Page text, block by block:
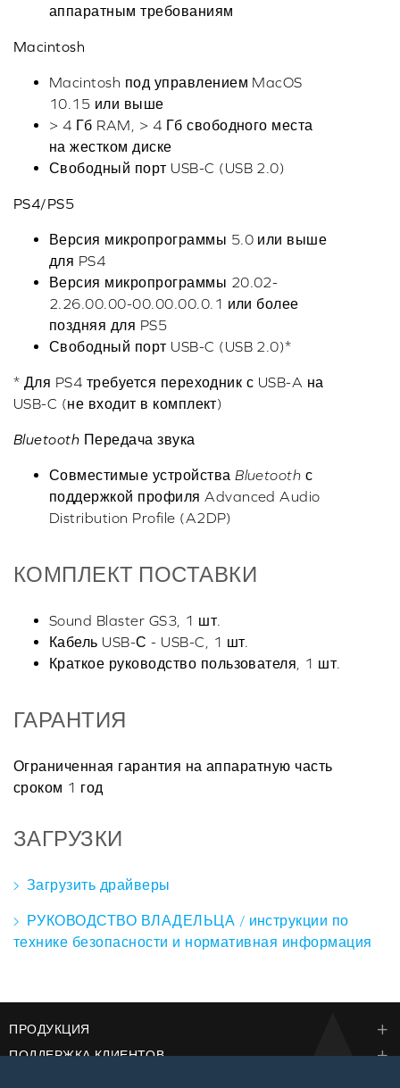
аппаратным требованиям
Macintosh
Macintosh под управлением MacOS
10.15 или выше
> 4 Гб RAM, > 4 Гб свободного места
на жестком диске
Свободный порт USB-C (USB 2.0)
PS4/PS5
Версия микропрограммы 5.0 или выше
для PS4
Версия микропрограммы 20.02-
2.26.00.00-00.00.00.0.1 или более
поздняя для PS5
Свободный порт USB-C (USB 2.0)*
* Для PS4 требуется переходник с USB-A на
USB-C (не входит в комплект)
Bluetooth Передача звука
Совместимые устройстваBluetooth с
поддержкой профиля Advanced Audio
Distribution Profile (A2DP)
КОМПЛЕКТ ПОСТАВКИ
Sound Blaster GS3, 1 шт.
Кабель USB-С - USB-C, 1 шт.
Краткое руководство пользователя, 1 шт.
ГАРАНТИЯ
Ограниченная гарантия на аппаратную часть
сроком 1 год
ЗАГРУЗКИ
Загрузить драйверы
РУКОВОДСТВО ВЛАДЕЛЬЦА / инструкции по
технике безопасности и нормативная информация
ПРОДУКЦИЯ
ПОДДЕРЖКА КЛИЕНТОВ